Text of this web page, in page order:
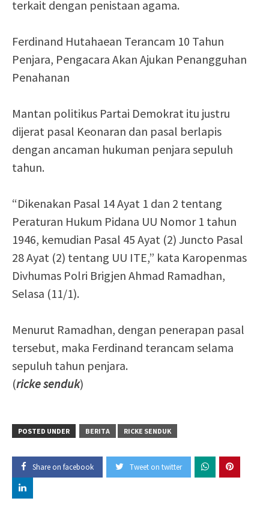
terkait dengan penistaan agama.
Ferdinand Hutahaean Terancam 10 Tahun
Penjara, Pengacara Akan Ajukan Penangguhan
Penahanan
Mantan politikus Partai Demokrat itu justru
dijerat pasal Keonaran dan pasal berlapis
dengan ancaman hukuman penjara sepuluh
tahun.
“Dikenakan Pasal 14 Ayat 1 dan 2 tentang
Peraturan Hukum Pidana UU Nomor 1 tahun
1946, kemudian Pasal 45 Ayat (2) Juncto Pasal
28 Ayat (2) tentang UU ITE,” kata Karopenmas
Divhumas Polri Brigjen Ahmad Ramadhan,
Selasa (11/1).
Menurut Ramadhan, dengan penerapan pasal
tersebut, maka Ferdinand terancam selama
sepuluh tahun penjara.
(ricke senduk)
POSTED UNDER BERITA RICKE SENDUK
Share on facebook Tweet on twitter